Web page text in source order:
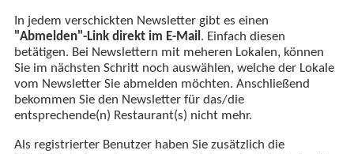
In jedem verschickten Newsletter gibt es einen
"Abmelden"-Link direkt im E-Mail. Einfach diesen
betätigen. Bei Newslettern mit meheren Lokalen, können
Sie im nächsten Schritt noch auswählen, welche der Lokale
vom Newsletter Sie abmelden möchten. Anschließend
bekommen Sie den Newsletter für das/die
entsprechende(n) Restaurant(s) nicht mehr.
Als registrierter Benutzer haben Sie zusätzlich die